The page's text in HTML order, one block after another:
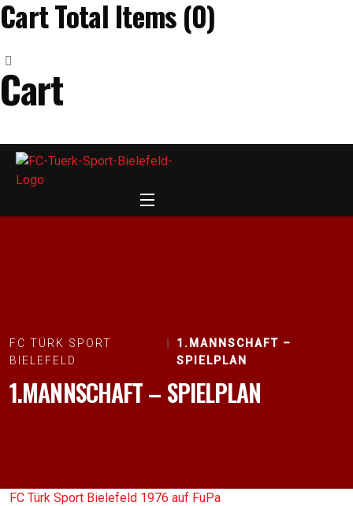
Cart Total Items (0)
Cart
FC TÜRK SPORT
BIELEFELD
1.MANNSCHAFT –
SPIELPLAN
1.MANNSCHAFT – SPIELPLAN
FC Türk Sport Bielefeld 1976 auf FuPa